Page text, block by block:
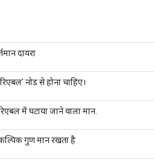
दायरा
नोड से होना चाहिए।
में घटाया जाने वाला मान.
गुण मान रखता है